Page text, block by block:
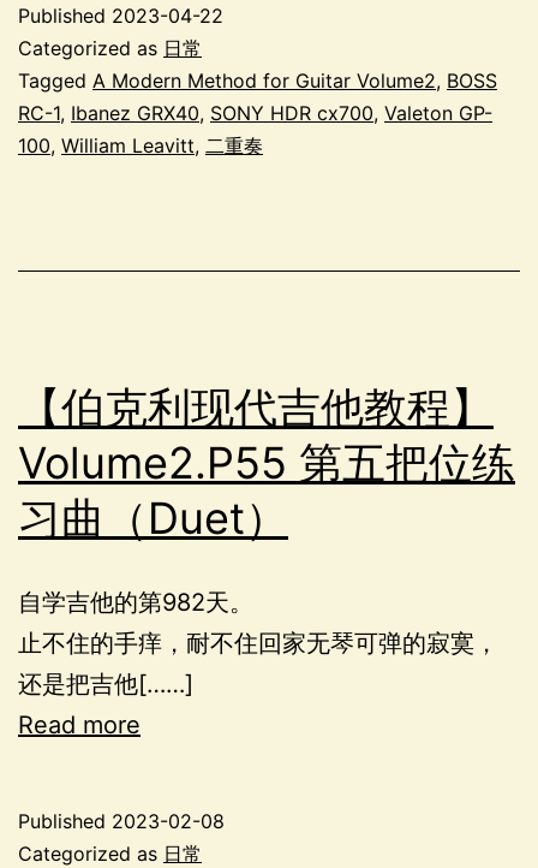
Published 2023-04-22
Categorized as 日常
Tagged A Modern Method for Guitar Volume2, BOSS
RC-1, Ibanez GRX40, SONY HDR cx700, Valeton GP-
100, William Leavitt, 二重奏
【伯克利现代吉他教程】
Volume2.P55 第五把位练
习曲（Duet）
自学吉他的第982天。
止不住的手痒，耐不住回家无琴可弹的寂寞，
还是把吉他[……]
Read more
Published 2023-02-08
Categorized as 日常